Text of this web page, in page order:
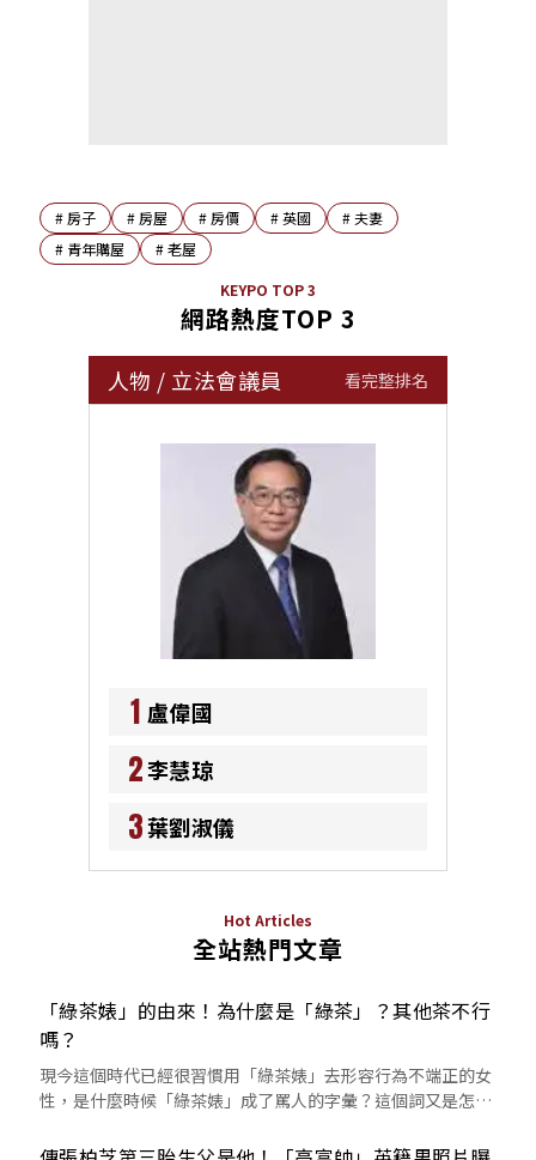
# 房子 # 房屋 # 房價 #英國 #夫妻
# 青年購屋 #老屋
KEYPO TOP 3
網路熱度TOP 3
人物 / 立法會議員 看完整排名
1 盧偉國
2李慧琼
3葉劉淑儀
Hot Articles
全站熱門文章
「綠茶婊」的由來！為什麼是「綠茶」？其他茶不行
嗎？
現今這個時代已經很習慣用「綠茶婊」去形容行為不端正的女
性，是什麼時候「綠茶婊」成了罵人的字彙？這個詞又是怎麼